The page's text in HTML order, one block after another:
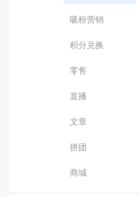
吸粉营销
积分兑换
零售
直播
文章
拼团
商城